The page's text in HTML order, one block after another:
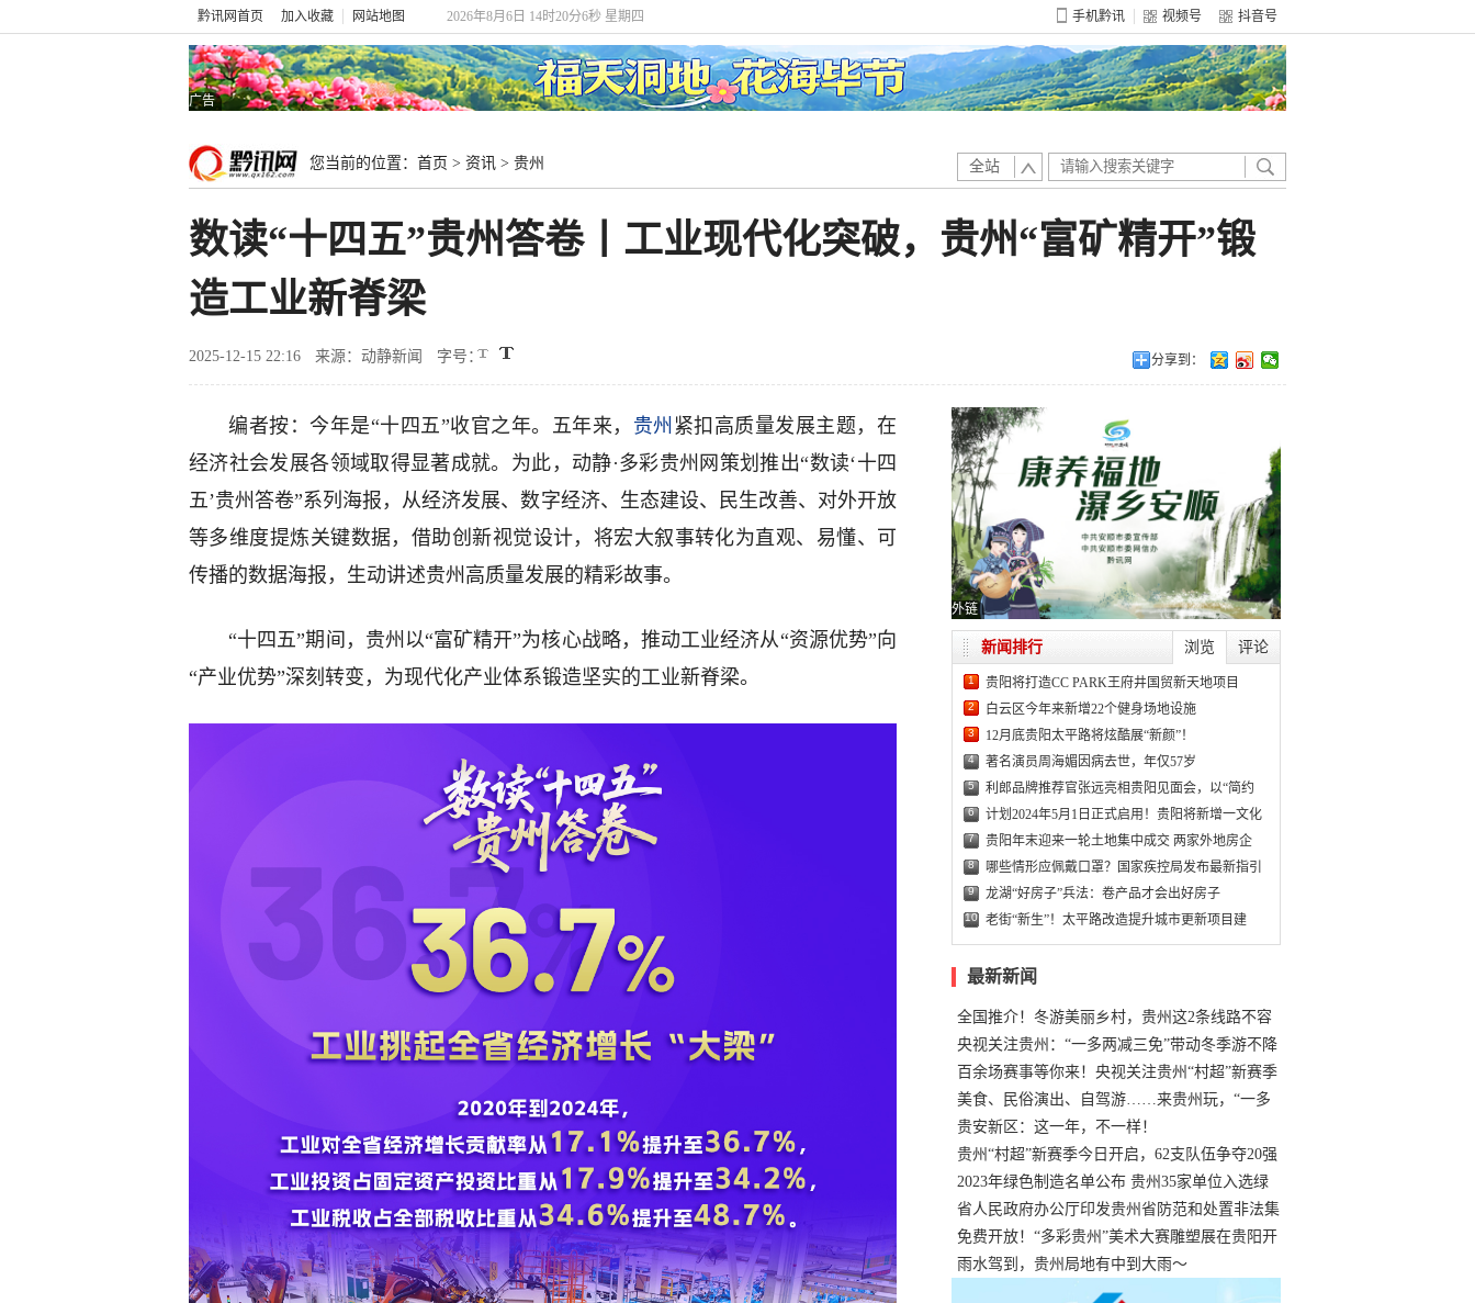
黔讯网首页 加入收藏 网站地图 2026年8月6日 14时20分8秒 星期四 手机黔讯 视频号 抖音号
广告
您当前的位置： 首页 > 资讯 > 贵州 全站
数读“十四五”贵州答卷丨工业现代化突破，贵州“富矿精开”锻
造工业新脊梁
2025-12-15 22:16 来源：动静新闻 字号： 分享到：
编者按：今年是“十四五”收官之年。五年来， 贵州 紧扣高质量发展主题，在
经济社会发展各领域取得显著成就。为此，动静·多彩贵州网策划推出“数读‘十四
五’贵州答卷”系列海报，从经济发展、数字经济、生态建设、民生改善、对外开放
等多维度提炼关键数据，借助创新视觉设计，将宏大叙事转化为直观、易懂、可
传播的数据海报，生动讲述贵州高质量发展的精彩故事。
“十四五”期间，贵州以“富矿精开”为核心战略，推动工业经济从“资源优势”向
“产业优势”深刻转变，为现代化产业体系锻造坚实的工业新脊梁。
外链
浏览 评论
新闻排行
1 贵阳将打造CC PARK王府井国贸新天地项目
2 白云区今年来新增22个健身场地设施
3 12月底贵阳太平路将炫酷展“新颜”！
4 著名演员周海媚因病去世，年仅57岁
5 利郎品牌推荐官张远亮相贵阳见面会，以“简约
6 计划2024年5月1日正式启用！贵阳将新增一文化
7 贵阳年末迎来一轮土地集中成交 两家外地房企
8 哪些情形应佩戴口罩？国家疾控局发布最新指引
9 龙湖“好房子”兵法：卷产品才会出好房子
10 老街“新生”！太平路改造提升城市更新项目建
最新新闻
全国推介！冬游美丽乡村，贵州这2条线路不容
错过
央视关注贵州：“一多两减三免”带动冬季游不降
温
百余场赛事等你来！央视关注贵州“村超”新赛季
正式“打响”
美食、民俗演出、自驾游……来贵州玩，“一多
两减三免”！
贵安新区：这一年，不一样！
贵州“村超”新赛季今日开启，62支队伍争夺20强
名额
2023年绿色制造名单公布 贵州35家单位入选绿
色工厂
省人民政府办公厅印发贵州省防范和处置非法集
资工作实施细则
免费开放！“多彩贵州”美术大赛雕塑展在贵阳开
展，持续至1月19日
雨水驾到，贵州局地有中到大雨～